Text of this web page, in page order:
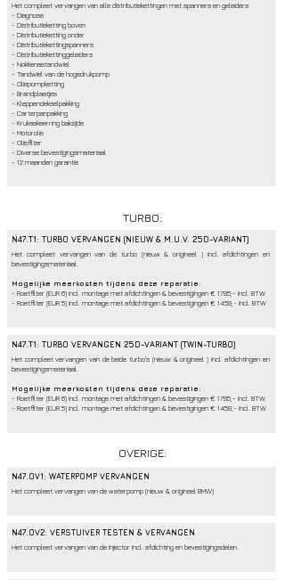
Het compleet vervangen van alle distributiekettingen met spanners en geleiders:
- Diagnose
- Distributieketting boven
- Distributieketting onder
- Distributiekettingspanners
- Distributiekettinggeleiders
- Nokkenastandwiel
- Tandwiel van de hogedrukpomp
- Oliepompketting
- Brandplaatjes
- Kleppendekselpakking
- Carterpanpakking
- Krukaskeerring bakzijde
- Motorolie
- Oliefilter
- Diverse bevestigingsmateriaal
- 12 maanden garantie
TURBO:
N47.T1: TURBO VERVANGEN (NIEUW & M.U.V. 25D-VARIANT)
Het compleet vervangen van de turbo (nieuw & origineel ) incl. afdichtingen en
bevestigingsmateriaal.
Mogelijke meerkosten tijdens deze reparatie:
- Roetfilter (EUR 6) incl. montage met afdichtingen & bevestigingen € 1795,- incl. BTW
- Roetfilter (EUR 5) incl. montage met afdichtingen & bevestigingen € 1459,- incl. BTW
N47.T1: TURBO VERVANGEN 25D-VARIANT (TWIN-TURBO)
Het compleet vervangen van de beide turbo's (nieuw & origineel ) incl. afdichtingen en
bevestigingsmateriaal.
Mogelijke meerkosten tijdens deze reparatie:
- Roetfilter (EUR 6) incl. montage met afdichtingen & bevestigingen € 1795,- incl. BTW
- Roetfilter (EUR 5) incl. montage met afdichtingen & bevestigingen € 1459,- incl. BTW
OVERIGE:
N47.OV1: WATERPOMP VERVANGEN
Het compleet vervangen van de waterpomp (nieuw & origineel BMW)
N47 .OV2: VERSTUIVER TESTEN & VERVANGEN
Het compleet vervangen van de injector incl. afdichting en bevestigingsdelen.